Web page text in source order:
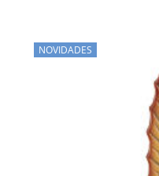
NOVIDADES